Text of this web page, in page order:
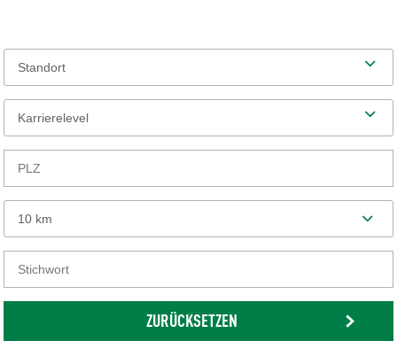
Standort
Karrierelevel
10 km
ZURÜCKSETZEN